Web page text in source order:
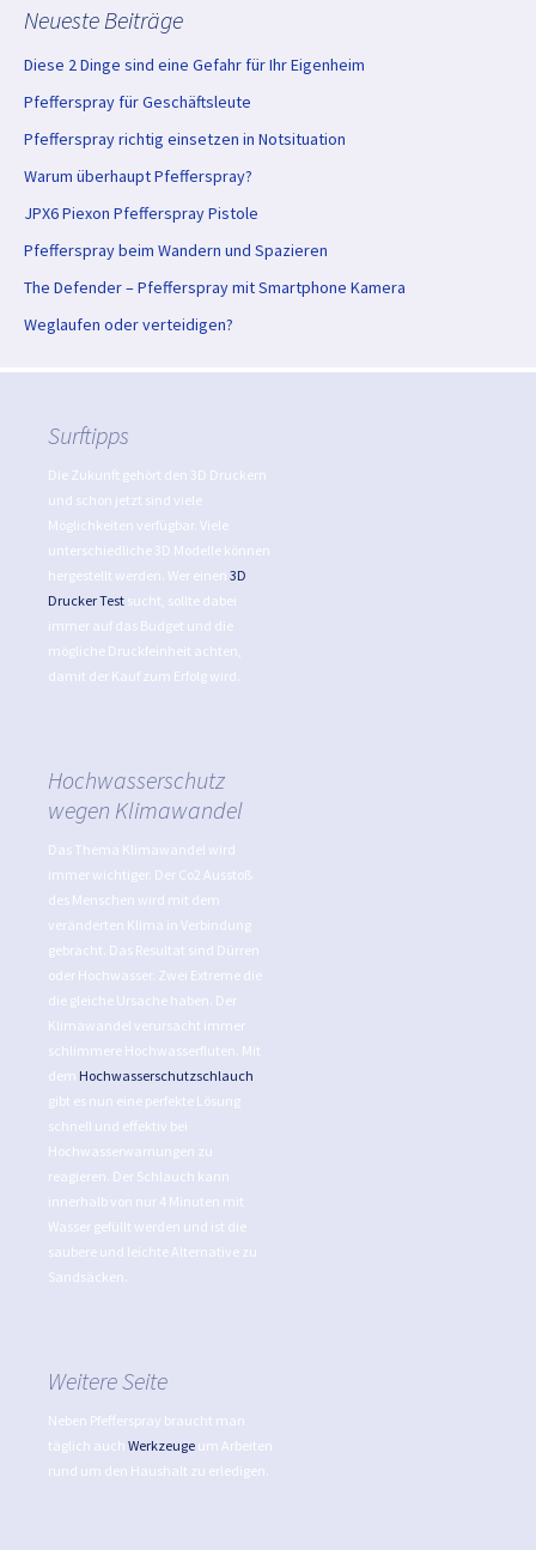
Neueste Beiträge
Diese 2 Dinge sind eine Gefahr für Ihr Eigenheim
Pfefferspray für Geschäftsleute
Pfefferspray richtig einsetzen in Notsituation
Warum überhaupt Pfefferspray?
JPX6 Piexon Pfefferspray Pistole
Pfefferspray beim Wandern und Spazieren
The Defender – Pfefferspray mit Smartphone Kamera
Weglaufen oder verteidigen?
Surftipps
Die Zukunft gehört den 3D Druckern
und schon jetzt sind viele
Möglichkeiten verfügbar. Viele
unterschiedliche 3D Modelle können
hergestellt werden. Wer einen 3D
Drucker Test sucht, sollte dabei
immer auf das Budget und die
mögliche Druckfeinheit achten,
damit der Kauf zum Erfolg wird.
Hochwasserschutz
wegen Klimawandel
Das Thema Klimawandel wird
immer wichtiger. Der Co2 Ausstoß
des Menschen wird mit dem
veränderten Klima in Verbindung
gebracht. Das Resultat sind Dürren
oder Hochwasser. Zwei Extreme die
die gleiche Ursache haben. Der
Klimawandel verursacht immer
schlimmere Hochwasserfluten. Mit
dem Hochwasserschutzschlauch
gibt es nun eine perfekte Lösung
schnell und effektiv bei
Hochwasserwarnungen zu
reagieren. Der Schlauch kann
innerhalb von nur 4 Minuten mit
Wasser gefüllt werden und ist die
saubere und leichte Alternative zu
Sandsäcken.
Weitere Seite
Neben Pfefferspray braucht man
täglich auch Werkzeuge um Arbeiten
rund um den Haushalt zu erledigen.